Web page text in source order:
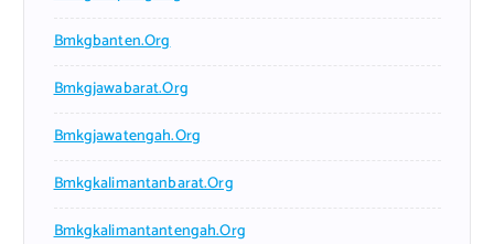
Bmkgbanten.org
Bmkgjawabarat.org
Bmkgjawatengah.org
Bmkgkalimantanbarat.org
Bmkgkalimantantengah.org